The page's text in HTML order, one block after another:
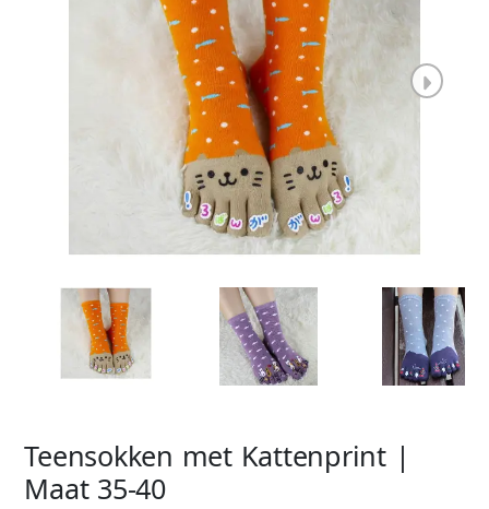
Teensokken met Kattenprint |
Maat 35-40